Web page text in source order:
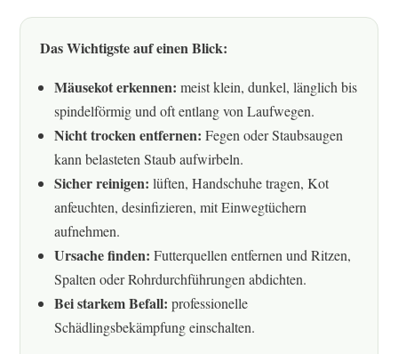
Das Wichtigste auf einen Blick:
Mäusekot erkennen: meist klein, dunkel, länglich bis
spindelförmig und oft entlang von Laufwegen.
Nicht trocken entfernen: Fegen oder Staubsaugen
kann belasteten Staub aufwirbeln.
Sicher reinigen: lüften, Handschuhe tragen, Kot
anfeuchten, desinfizieren, mit Einwegtüchern
aufnehmen.
Ursache finden: Futterquellen entfernen und Ritzen,
Spalten oder Rohrdurchführungen abdichten.
Bei starkem Befall: professionelle
Schädlingsbekämpfung einschalten.